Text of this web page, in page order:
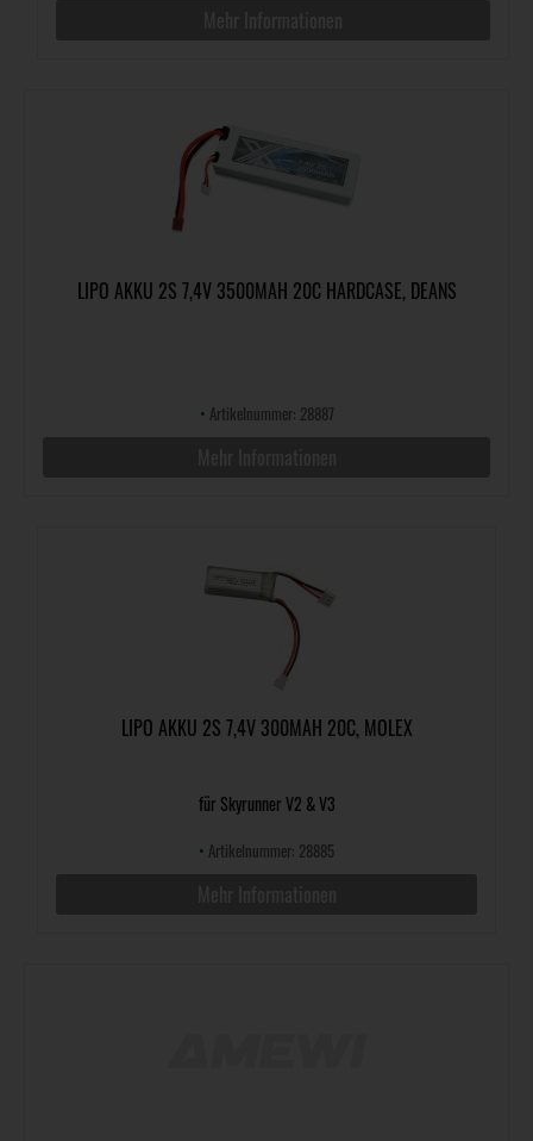
LIPO AKKU 2S 7,4V 3500MAH 20C HARDCASE, DEANS
• Artikelnummer: 28887
LIPO AKKU 2S 7,4V 300MAH 20C, MOLEX
für Skyrunner V2 & V3
• Artikelnummer: 28885